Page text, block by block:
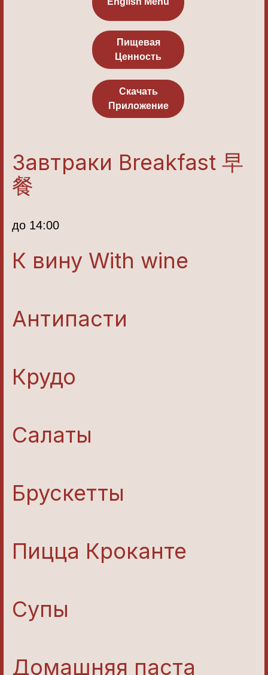
Пищевая
Ценность
Скачать
Приложение
Завтраки Breakfast 早
餐
до 14:00
К вину With wine
Антипасти
Крудо
Салаты
Брускетты
Пицца Кроканте
Супы
Домашняя паста